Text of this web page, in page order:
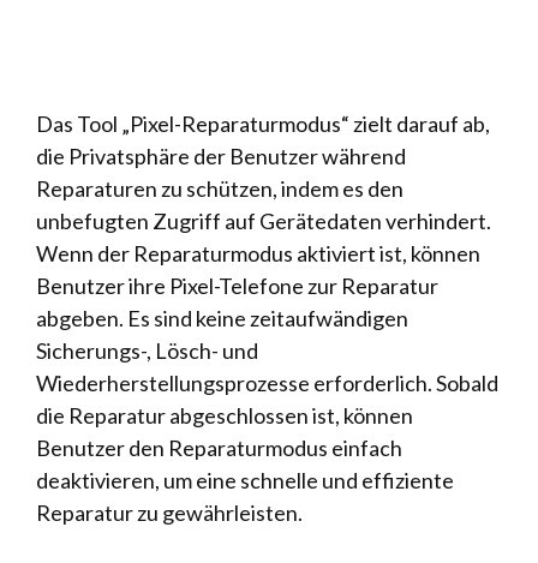
Das Tool „Pixel-Reparaturmodus“ zielt darauf ab,
die Privatsphäre der Benutzer während
Reparaturen zu schützen, indem es den
unbefugten Zugriff auf Gerätedaten verhindert.
Wenn der Reparaturmodus aktiviert ist, können
Benutzer ihre Pixel-Telefone zur Reparatur
abgeben. Es sind keine zeitaufwändigen
Sicherungs-, Lösch- und
Wiederherstellungsprozesse erforderlich. Sobald
die Reparatur abgeschlossen ist, können
Benutzer den Reparaturmodus einfach
deaktivieren, um eine schnelle und effiziente
Reparatur zu gewährleisten.